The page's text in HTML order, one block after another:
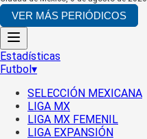
VER MÁS PERIÓDICOS
Estadísticas
Futbol▾
SELECCIÓN MEXICANA
LIGA MX
LIGA MX FEMENIL
LIGA EXPANSIÓN